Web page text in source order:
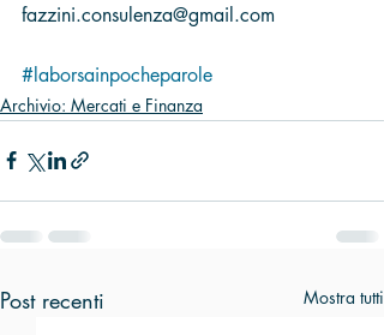
fazzini.consulenza@gmail.com
#laborsainpocheparole
Archivio: Mercati e Finanza
Post recenti Mostra tutti